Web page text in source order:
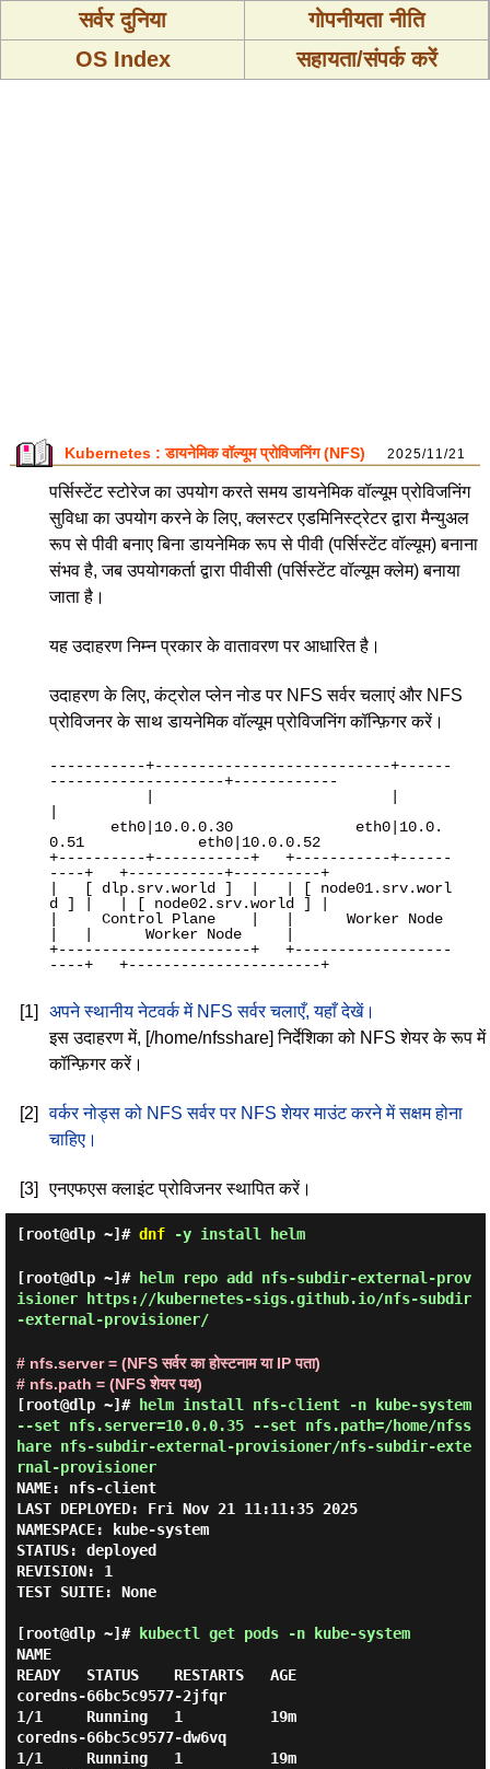
सर्वर दुनिया
गोपनीयता नीति
OS Index
सहायता/संपर्क करें
Kubernetes : डायनेमिक वॉल्यूम प्रोविजनिंग (NFS) 2025/11/21
पर्सिस्टेंट स्टोरेज का उपयोग करते समय डायनेमिक वॉल्यूम प्रोविजनिंग
सुविधा का उपयोग करने के लिए, क्लस्टर एडमिनिस्ट्रेटर द्वारा मैन्युअल
रूप से पीवी बनाए बिना डायनेमिक रूप से पीवी (पर्सिस्टेंट वॉल्यूम) बनाना
संभव है, जब उपयोगकर्ता द्वारा पीवीसी (पर्सिस्टेंट वॉल्यूम क्लेम) बनाया
जाता है।
यह उदाहरण निम्न प्रकार के वातावरण पर आधारित है।
उदाहरण के लिए, कंट्रोल प्लेन नोड पर NFS सर्वर चलाएं और NFS
प्रोविजनर के साथ डायनेमिक वॉल्यूम प्रोविजनिंग कॉन्फ़िगर करें।
-----------+---------------------------+------
--------------------+------------
0.51             eth0|10.0.0.52
+----------+-----------+   +-----------+------
----+   +-----------+----------+
|   [ dlp.srv.world ]  |   | [ node01.srv.worl
d ] |   | [ node02.srv.world ] |
|     Control Plane    |   |      Worker Node
|   |      Worker Node     |
+----------------------+   +------------------
----+   +----------------------+
[1]
अपने स्थानीय नेटवर्क में NFS सर्वर चलाएँ, यहाँ देखें।
इस उदाहरण में, [/home/nfsshare] निर्देशिका को NFS शेयर के रूप में
कॉन्फ़िगर करें।
[2]
वर्कर नोड्स को NFS सर्वर पर NFS शेयर माउंट करने में सक्षम होना
चाहिए।
[3] एनएफएस क्लाइंट प्रोविजनर स्थापित करें।
[root@dlp ~]# dnf-y install helm
[root@dlp ~]#
helm repo add nfs-subdir-external-prov
isioner https://kubernetes-sigs.github.io/nfs-subdir
-external-provisioner/
# nfs.server = (NFS सर्वर का होस्टनाम या IP पता)
# nfs.path = (NFS शेयर पथ)
[root@dlp ~]#
helm install nfs-client -n kube-system
--set nfs.server=10.0.0.35 --set nfs.path=/home/nfss
hare nfs-subdir-external-provisioner/nfs-subdir-exte
rnal-provisioner
NAME: nfs-client
LAST DEPLOYED: Fri Nov 21 11:11:35 2025
NAMESPACE: kube-system
STATUS: deployed
REVISION: 1
TEST SUITE: None
[root@dlp ~]#
kubectl get pods -n kube-system
NAME
READY   STATUS    RESTARTS   AGE
coredns-66bc5c9577-2jfqr
1/1     Running   1          19m
coredns-66bc5c9577-dw6vq
1/1     Running   1          19m